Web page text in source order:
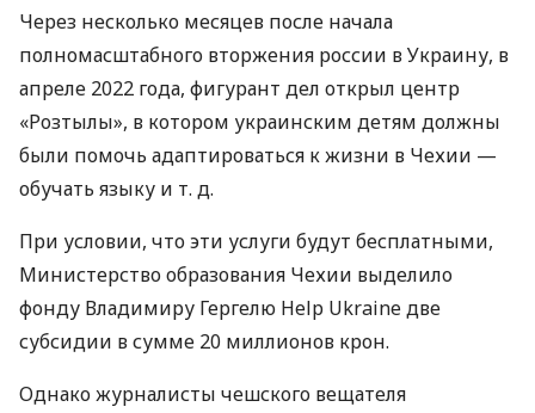
Через несколько месяцев после начала
полномасштабного вторжения россии в Украину, в
апреле 2022 года, фигурант дел открыл центр
«Розтылы», в котором украинским детям должны
были помочь адаптироваться к жизни в Чехии —
обучать языку и т. д.
При условии, что эти услуги будут бесплатными,
Министерство образования Чехии выделило
фонду Владимиру Гергелю Help Ukraine две
субсидии в сумме 20 миллионов крон.
Однако журналисты чешского вещателя